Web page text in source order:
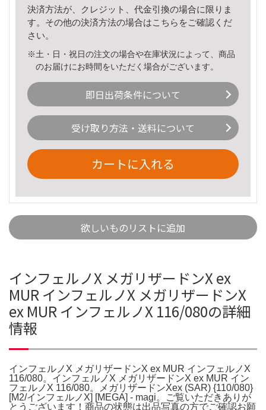
決済方法が、クレジット、代金引換の場合に限りま
す。その他の決済方法の場合はこちら をご確認くだ
さい。
※土・日・祝日の注文の場合や在庫状況によって、商品
のお届けにお時間をいただく場合がございます。
即日出荷条件について
受け取り方法・送料について
カートに入れる
欲しいものリストに追加
インフェルノX メガリザードンX ex
MUR インフェルノX メガリザードンX
ex MUR インフェルノX 116/080の詳細
情報
インフェルノX メガリザードンX ex MUR インフェルノX
116/080。インフェルノX メガリザードンX ex MUR イン
フェルノX 116/080。メガリザードンXex (SAR) {110/080}
[M2/インフェルノX] [MEGA] - magi。ご覧いただきありが
とうございます！商品の状態は出品写真の方でご確認お願